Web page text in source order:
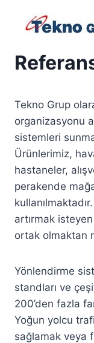
Tekno Grup
organizasyonu
sistemleri
Ürünlerimiz,
hastaneler,
perakende
artırmak
ortak olmaktan
Yönlendirme
standları ve
200’den fazla
Yoğun yolcu
sağlamak veya